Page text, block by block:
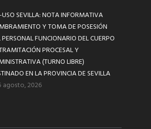
USO SEVILLA: NOTA INFORMATIVA
Y TOMA DE POSESIÓN
PERSONAL FUNCIONARIO DEL CUERPO
PROCESAL Y
(TURNO LIBRE)
EN LA PROVINCIA DE SEVILLA
agosto, 2026